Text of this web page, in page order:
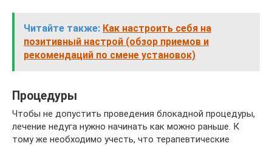
Читайте также: Как настроить себя на
позитивный настрой (обзор приемов и
рекомендаций по смене установок)
Процедуры
Чтобы не допустить проведения блокадной процедуры,
лечение недуга нужно начинать как можно раньше. К
тому же необходимо учесть, что терапевтические